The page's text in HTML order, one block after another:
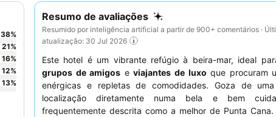
Resumo de avaliações
Resumido por inteligência artificial a partir de 900+ comentários ·
atualização: 30 Jul 2026
Este hotel é um vibrante refúgio à beira-mar, ideal
grupos de amigos eviajantes de luxo que procuram
enérgicas e repletas de comodidades. Goza de
localização diretamente numa bela e bem
frequentemente descrita como a melhor de Punta
38%
21%
16%
12%
13%